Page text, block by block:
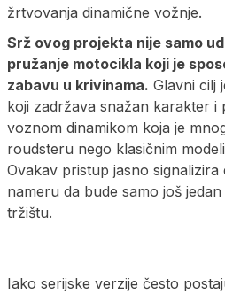
žrtvovanja dinamične vožnje.
Srž ovog projekta nije samo
pružanje motocikla koji je
zabavu u krivinama. Glavni cilj
koji zadržava snažan karakter i
voznom dinamikom koja je
roudsteru nego klasičnim
Ovakav pristup jasno signalizira
nameru da bude samo još
tržištu.
Iako serijske verzije često